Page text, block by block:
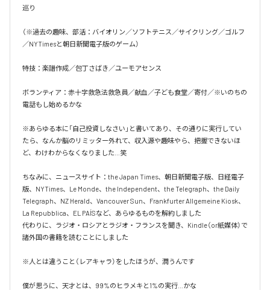
巡り
（※過去の趣味、部活：バイオリン／ソフトテニス／サイクリング／ゴルフ
／NYTimesと朝日新聞電子版のゲーム）
特技：楽譜作成／包丁さばき／ユーモアセンス
ボランティア：赤十字救急法救急員／献血／子ども食堂／寄付／※いのちの
電話もし始めるかな
※あらゆる本に「自己投資しなさい」と書いてあり、その通りに実行してい
たら、なんか脳のリミッター外れて、収入源や趣味やら、把握できないほ
ど、わけわからなくなりました…笑
ちなみに、ニュースサイト：the Japan Times、朝日新聞電子版、日経電子
版、NYTimes、Le Monde、the Independent、the Telegraph、the Daily
Telegraph、NZ Herald、Vancouver Sun、Frankfurter Allgemeine Kiosk、
La Repubblica、EL PAÍSなど、あらゆるものを解約しました
代わりに、ラジオ・ロシアとラジオ・フランスを聞き、Kindle（or紙媒体）で
諸外国の書籍を読むことにしました
※人とは違うこと（レアキャラ）をしたほうが、潤うんです
僕が思うに、天才とは、99%のヒラメキと1%の実行…かな